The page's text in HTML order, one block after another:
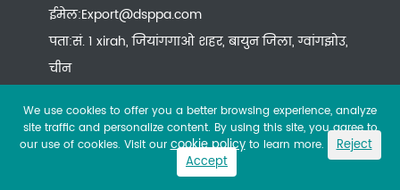
ईमेल:Export@dsppa.com
पता:सं. 1 xirah, जियांगगाओ शहर, बायुन जिला, ग्वांगझोउ,
चीन
Copyright ©All rights reserved.
We use cookies to offer you a better browsing experience, analyze
site traffic and personalize content. By using this site, you agree to
our use of cookies. Visit ourcookie policyto learn more.
Reject
Accept